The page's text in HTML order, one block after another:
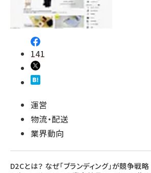
141
運営
物流・配送
業界動向
D2Cとは？ なぜ「ブランディング」が競争戦略